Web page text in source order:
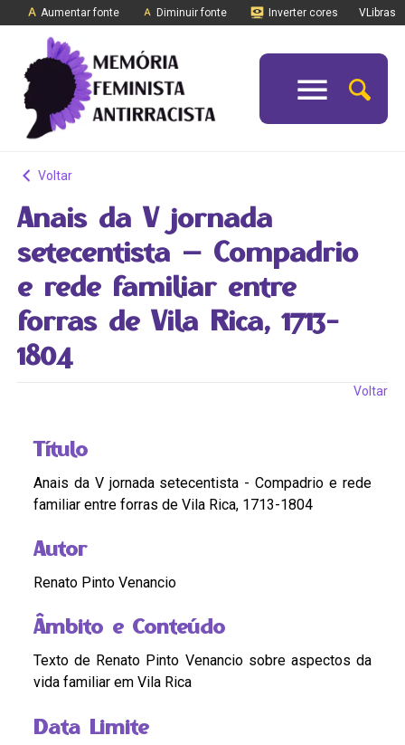
Aumentar fonte Diminuir fonte Inverter cores VLibras
Voltar
Anais da V jornada
setecentista – Compadrio
e rede familiar entre
forras de Vila Rica, 1713-
1804
Voltar
Título
Anais da V jornada setecentista - Compadrio e rede
familiar entre forras de Vila Rica, 1713-1804
Autor
Renato Pinto Venancio
Âmbito e Conteúdo
Texto de Renato Pinto Venancio sobre aspectos da
vida familiar em Vila Rica
Data Limite